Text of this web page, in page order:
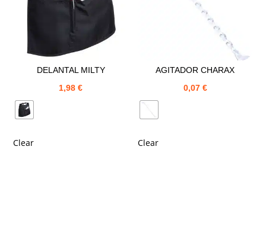
DELANTAL MILTY
1,98€
Clear
AGITADOR CHARAX
0,07 €
Clear